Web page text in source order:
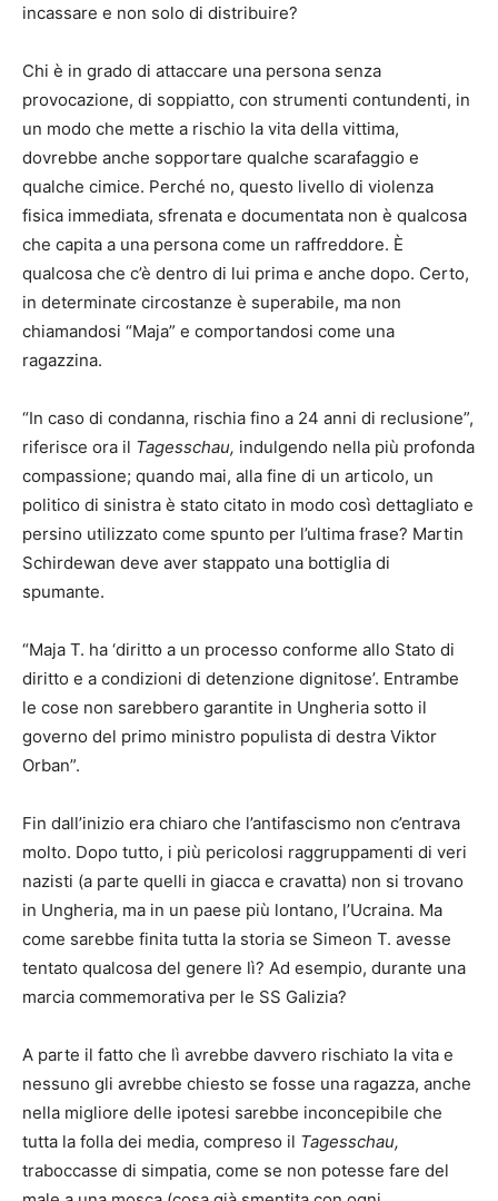
incassare e non solo di distribuire?
Chi è in grado di attaccare una persona senza
provocazione, di soppiatto, con strumenti contundenti, in
un modo che mette a rischio la vita della vittima,
dovrebbe anche sopportare qualche scarafaggio e
qualche cimice. Perché no, questo livello di violenza
fisica immediata, sfrenata e documentata non è qualcosa
che capita a una persona come un raffreddore. È
qualcosa che c’è dentro di lui prima e anche dopo. Certo,
in determinate circostanze è superabile, ma non
chiamandosi “Maja” e comportandosi come una
ragazzina.
“In caso di condanna, rischia fino a 24 anni di reclusione”,
riferisce ora il Tagesschau, indulgendo nella più profonda
compassione; quando mai, alla fine di un articolo, un
politico di sinistra è stato citato in modo così dettagliato e
persino utilizzato come spunto per l’ultima frase? Martin
Schirdewan deve aver stappato una bottiglia di
spumante.
“Maja T. ha ‘diritto a un processo conforme allo Stato di
diritto e a condizioni di detenzione dignitose’. Entrambe
le cose non sarebbero garantite in Ungheria sotto il
governo del primo ministro populista di destra Viktor
Orban”.
Fin dall’inizio era chiaro che l’antifascismo non c’entrava
molto. Dopo tutto, i più pericolosi raggruppamenti di veri
nazisti (a parte quelli in giacca e cravatta) non si trovano
in Ungheria, ma in un paese più lontano, l’Ucraina. Ma
come sarebbe finita tutta la storia se Simeon T. avesse
tentato qualcosa del genere lì? Ad esempio, durante una
marcia commemorativa per le SS Galizia?
A parte il fatto che lì avrebbe davvero rischiato la vita e
nessuno gli avrebbe chiesto se fosse una ragazza, anche
nella migliore delle ipotesi sarebbe inconcepibile che
tutta la folla dei media, compreso il Tagesschau,
traboccasse di simpatia, come se non potesse fare del